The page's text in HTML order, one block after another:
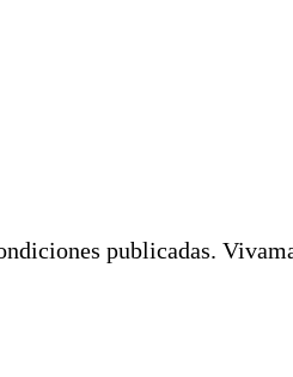
publicadas.